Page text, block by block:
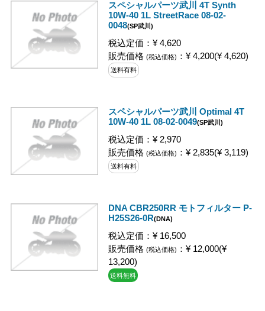
スペシャルパーツ武川 4T Synth
10W-40 1L StreetRace 08-02-
0048(SP武川)
税込定価：¥ 4,620
販売価格 (税込価格) ：¥ 4,200(¥ 4,620)
送料有料
スペシャルパーツ武川 Optimal 4T
10W-40 1L 08-02-0049(SP武川)
税込定価：¥ 2,970
販売価格 (税込価格) ：¥ 2,835(¥ 3,119)
送料有料
DNA CBR250RR モトフィルター P-
H25S26-0R(DNA)
税込定価：¥ 16,500
販売価格 (税込価格) ：¥ 12,000(¥
13,200)
送料無料